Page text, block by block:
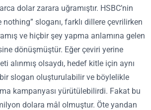
dolar zarara uğramıştır. HSBC’nin
nothing” sloganı, farklı dillere çevrilirken
ve hiçbir şey yapma anlamına gelen
dönüşmüştür. Eğer çeviri yerine
alınmış olsaydı, hedef kitle için aynı
slogan oluşturulabilir ve böylelikle
kampanyası yürütülebilirdi. Fakat bu
dolara mâl olmuştur. Öte yandan